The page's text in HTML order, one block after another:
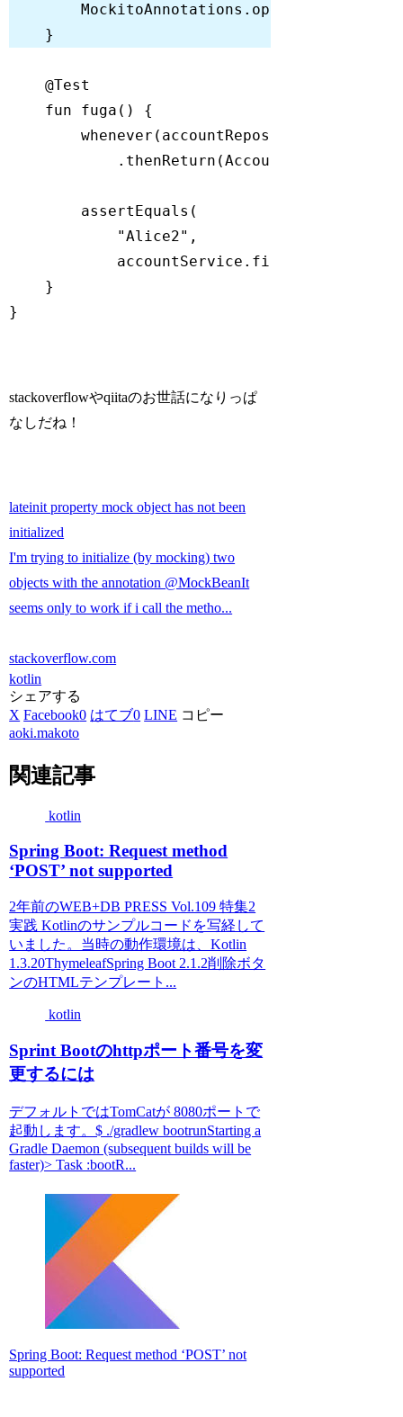
        MockitoAnnotations.openMocks(
@Test
fun
fuga ()
            .thenReturn(Account(
"Alice2"
            accountService.findById(
stackoverflowやqiitaのお世話になりっぱ
なしだね！
lateinit property mock object has not been
initialized
I'm trying to initialize (by mocking) two
objects with the annotation @MockBeanIt
seems only to work if i call the metho...
stackoverflow.com
kotlin
シェアする
X Facebook0 はてブ0 LINE コピー
aoki.makoto
関連記事
kotlin
Spring Boot: Request method
‘POST’ not supported
2年前のWEB+DB PRESS Vol.109 特集2
実践 Kotlinのサンプルコードを写経して
いました。当時の動作環境は、Kotlin
1.3.20ThymeleafSpring Boot 2.1.2削除ボタ
ンのHTMLテンプレート...
kotlin
Sprint Bootのhttpポート番号を変
更するには
デフォルトではTomCatが 8080ポートで
起動します。$ ./gradlew bootrunStarting a
Gradle Daemon (subsequent builds will be
faster)> Task :bootR...
Spring Boot: Request method ‘POST’ not
supported